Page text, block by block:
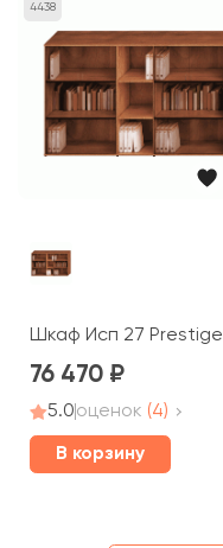
4438
Шкаф Исп 27 Prestige
76 470
5.0оценок (4)
В корзину